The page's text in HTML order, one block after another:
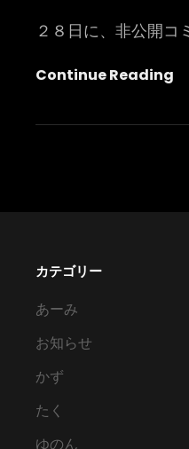
２８日に、非公開コ
Continue Reading
カテゴリー
あーみ
お知らせ
かず
たく
ゆのん